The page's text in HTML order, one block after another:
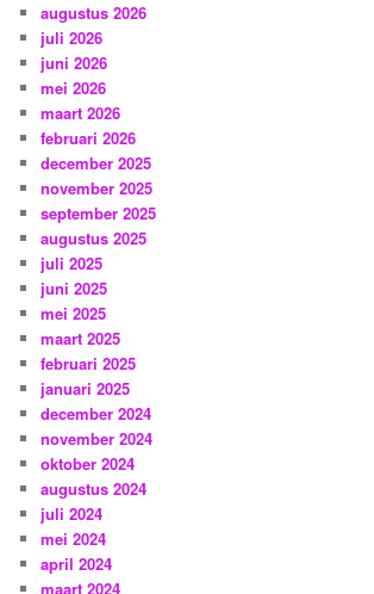
augustus 2026
juli 2026
juni 2026
mei 2026
maart 2026
februari 2026
december 2025
november 2025
september 2025
augustus 2025
juli 2025
juni 2025
mei 2025
maart 2025
februari 2025
januari 2025
december 2024
november 2024
oktober 2024
augustus 2024
juli 2024
mei 2024
april 2024
maart 2024